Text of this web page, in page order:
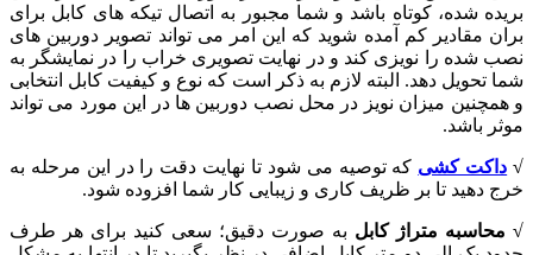
شده، کوتاه باشد و شما مجبور به اتصال تیکه های کابل برای
مقادیر کم آمده شوید که این امر می تواند تصویر دوربین های
شده را نویزی کند و در نهایت تصویری خراب را در نمایشگر به
تحویل دهد. البته لازم به ذکر است که نوع و کیفیت کابل انتخابی
میزان نویز در محل نصب دوربین ها در این مورد می تواند
باشد.
داکت کشیکه توصیه می شود تا نهایت دقت را در این مرحله به
دهید تا بر ظریف کاری و زیبایی کار شما افزوده شود.
متراژ کابلبه صورت دقیق؛ سعی کنید برای هر طرف